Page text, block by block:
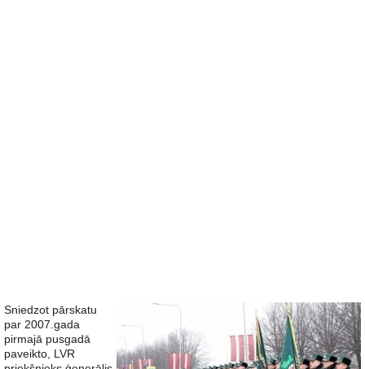
Sniedzot pārskatu
par 2007.gada
pirmajā pusgadā
paveikto, LVR